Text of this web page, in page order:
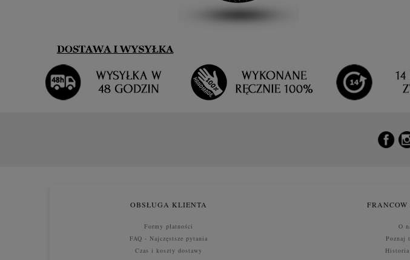
OBSŁUGA KLIENTA
Formy płatności
FAQ - Najczęstsze pytania
Czas i koszty dostawy
FRANCOW
O
Poznaj